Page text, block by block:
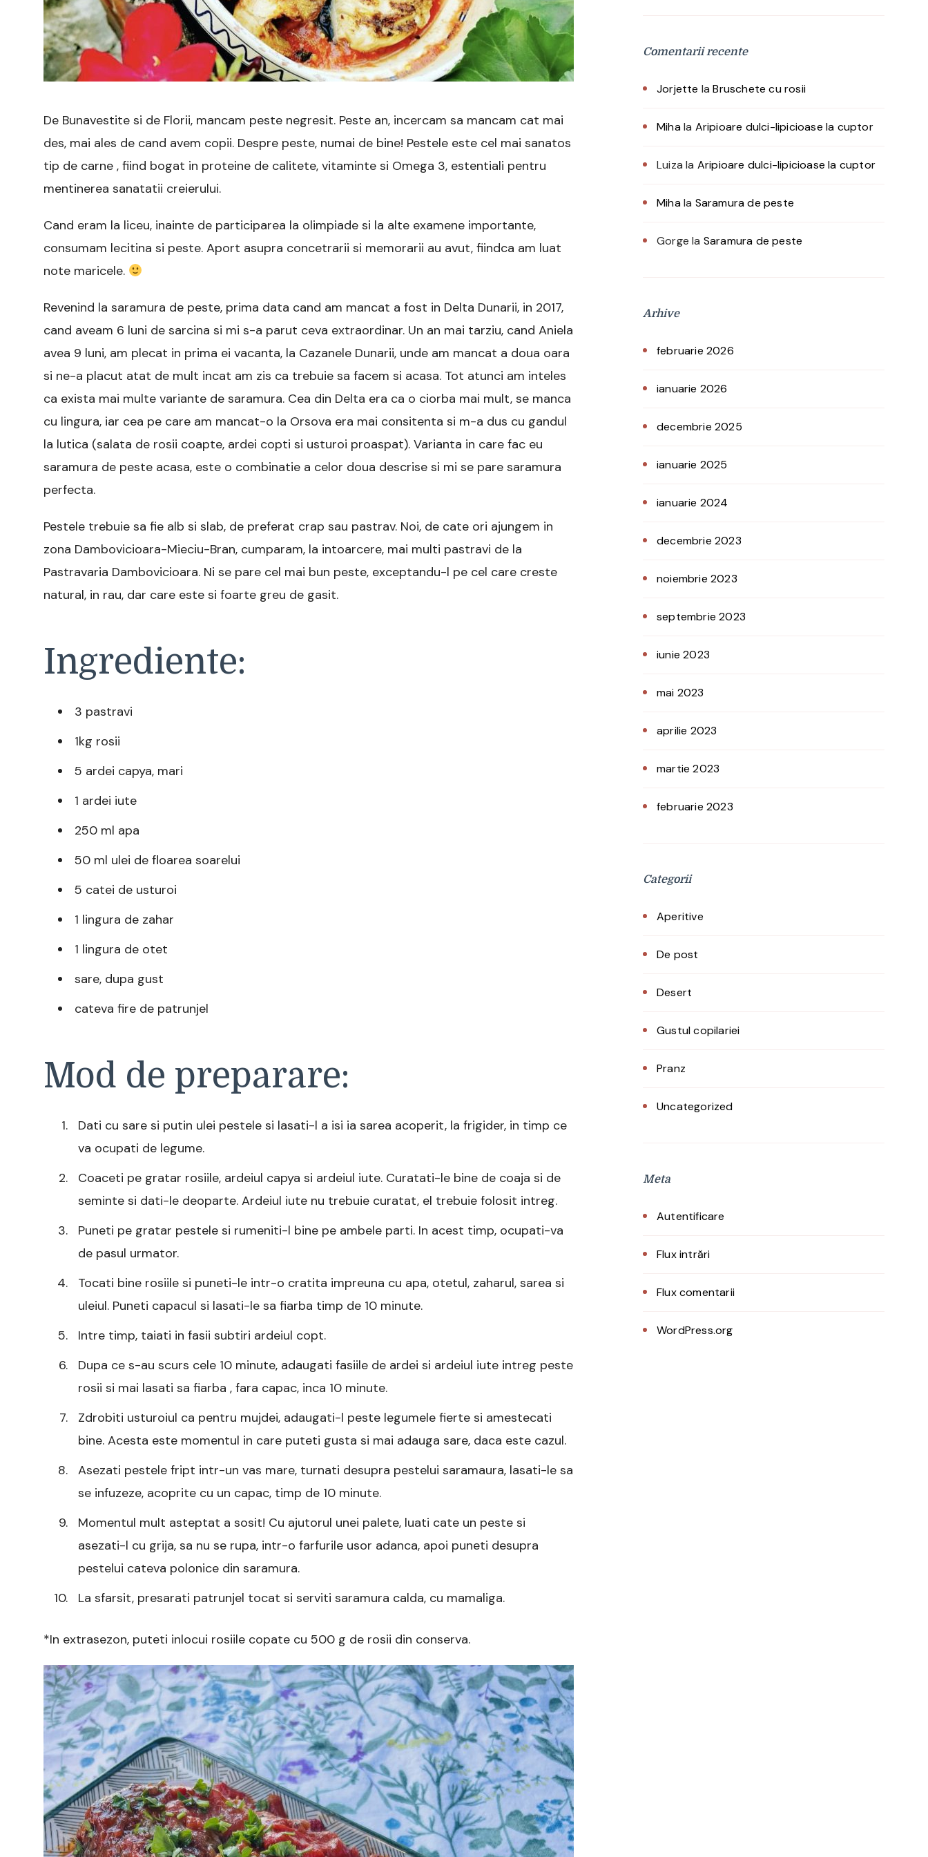
De Bunavestite si de Florii, mancam peste negresit. Peste an, incercam sa mancam cat mai
des, mai ales de cand avem copii. Despre peste, numai de bine! Pestele este cel mai sanatos
tip de carne , fiind bogat in proteine de calitete, vitaminte si Omega 3, estentiali pentru
mentinerea sanatatii creierului.
Cand eram la liceu, inainte de participarea la olimpiade si la alte examene importante,
consumam lecitina si peste. Aport asupra concetrarii si memorarii au avut, fiindca am luat
note maricele.
Revenind la saramura de peste, prima data cand am mancat a fost in Delta Dunarii, in 2017,
cand aveam 6 luni de sarcina si mi s-a parut ceva extraordinar. Un an mai tarziu, cand Aniela
avea 9 luni, am plecat in prima ei vacanta, la Cazanele Dunarii, unde am mancat a doua oara
si ne-a placut atat de mult incat am zis ca trebuie sa facem si acasa. Tot atunci am inteles
ca exista mai multe variante de saramura. Cea din Delta era ca o ciorba mai mult, se manca
cu lingura, iar cea pe care am mancat-o la Orsova era mai consitenta si m-a dus cu gandul
la lutica (salata de rosii coapte, ardei copti si usturoi proaspat). Varianta in care fac eu
saramura de peste acasa, este o combinatie a celor doua descrise si mi se pare saramura
perfecta.
Pestele trebuie sa fie alb si slab, de preferat crap sau pastrav. Noi, de cate ori ajungem in
zona Dambovicioara-Mieciu-Bran, cumparam, la intoarcere, mai multi pastravi de la
Pastravaria Dambovicioara. Ni se pare cel mai bun peste, exceptandu-l pe cel care creste
natural, in rau, dar care este si foarte greu de gasit.
Ingrediente:
3 pastravi
1kg rosii
5 ardei capya, mari
1 ardei iute
250 ml apa
50 ml ulei de floarea soarelui
5 catei de usturoi
1 lingura de zahar
1 lingura de otet
sare, dupa gust
cateva fire de patrunjel
Mod de preparare:
Dati cu sare si putin ulei pestele si lasati-l a isi ia sarea acoperit, la frigider, in timp ce
va ocupati de legume.
Coaceti pe gratar rosiile, ardeiul capya si ardeiul iute. Curatati-le bine de coaja si de
seminte si dati-le deoparte. Ardeiul iute nu trebuie curatat, el trebuie folosit intreg.
Puneti pe gratar pestele si rumeniti-l bine pe ambele parti. In acest timp, ocupati-va
de pasul urmator.
Tocati bine rosiile si puneti-le intr-o cratita impreuna cu apa, otetul, zaharul, sarea si
uleiul. Puneti capacul si lasati-le sa fiarba timp de 10 minute.
Intre timp, taiati in fasii subtiri ardeiul copt.
Dupa ce s-au scurs cele 10 minute, adaugati fasiile de ardei si ardeiul iute intreg peste
rosii si mai lasati sa fiarba , fara capac, inca 10 minute.
Zdrobiti usturoiul ca pentru mujdei, adaugati-l peste legumele fierte si amestecati
bine. Acesta este momentul in care puteti gusta si mai adauga sare, daca este cazul.
Asezati pestele fript intr-un vas mare, turnati desupra pestelui saramaura, lasati-le sa
se infuzeze, acoprite cu un capac, timp de 10 minute.
Momentul mult asteptat a sosit! Cu ajutorul unei palete, luati cate un peste si
asezati-l cu grija, sa nu se rupa, intr-o farfurile usor adanca, apoi puneti desupra
pestelui cateva polonice din saramura.
La sfarsit, presarati patrunjel tocat si serviti saramura calda, cu mamaliga.
*In extrasezon, puteti inlocui rosiile copate cu 500 g de rosii din conserva.
Comentarii recente
Jorjette laBruschete cu rosii
Mihala Aripioare dulci-lipicioase la cuptor
Luiza la Aripioare dulci-lipicioase la cuptor
Mihala Saramura de peste
Gorge la Saramura de peste
Arhive
februarie 2026
ianuarie 2026
decembrie 2025
ianuarie 2025
ianuarie 2024
decembrie 2023
noiembrie 2023
septembrie 2023
iunie 2023
mai 2023
aprilie 2023
martie 2023
februarie 2023
Categorii
Aperitive
De post
Desert
Gustul copilariei
Pranz
Uncategorized
Meta
Autentificare
Flux intrări
Flux comentarii
WordPress.org